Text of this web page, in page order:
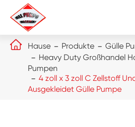
 Hause Produkte
Gülle
Heavy Duty Großhandel
Pumpen
4 zoll x 3 zoll C Zellstoff
Ausgekleidet Gülle Pumpe